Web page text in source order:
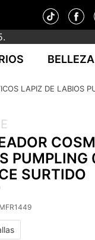
BELLEZA
LAPIZ DE LABIOS
SURTIDO